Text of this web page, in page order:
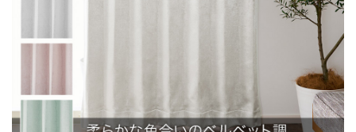
山のヒダでつまみます。すっきりとした印象になるベーシックな
(価格は税込です)
301～400
10,560円 21,120円 31,680円 42,240円